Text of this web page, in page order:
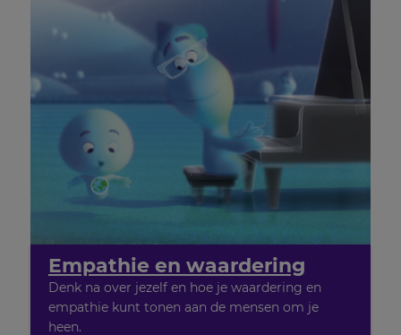
Empathie en waardering
Denk na over jezelf en hoe je waardering en
empathie kunt tonen aan de mensen om je
heen.